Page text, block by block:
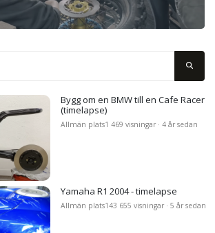
Bygg om en BMW till en Cafe Racer
(timelapse)
Allmän plats1 469 visningar · 4 år sedan
Yamaha R1 2004 - timelapse
Allmän plats143 655 visningar · 5 år sedan